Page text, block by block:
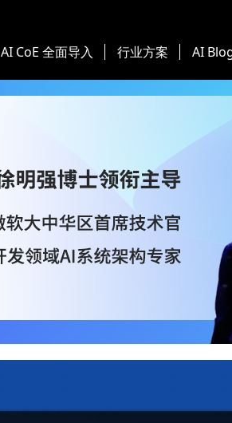
AI CoE 全面导入 行业方案 AI